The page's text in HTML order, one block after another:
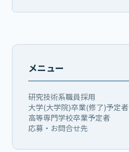
メニュー
研究技術系職員採用
大学(大学院)卒業(修了)予定者
高等専門学校卒業予定者
応募・お問合せ先